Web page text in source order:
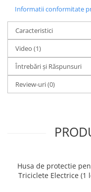
Acceleratii
Baterii
Baterii 48V
Baterii 60V
Camere
Cauciucuri
Controllere
Ieftine
Pliabila
Informatii conformitate
Caracteristici
Video (1)
Întrebări și Răspunsuri
Review-uri(0)
Husa de protectie
Triciclete Electrice (1